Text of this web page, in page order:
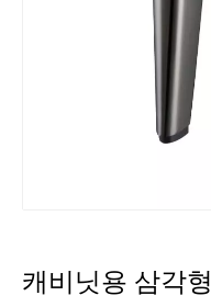
캐비닛용 삼각